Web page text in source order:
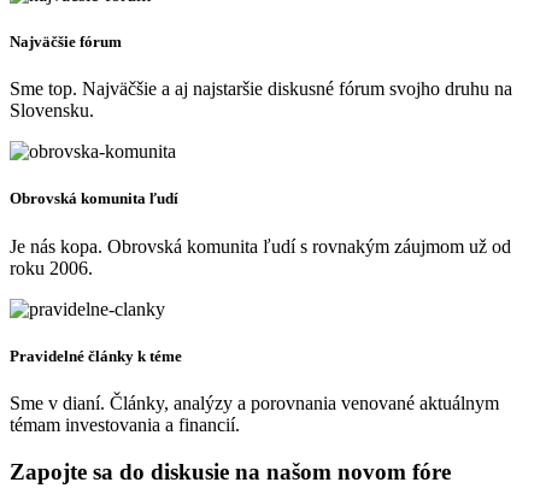
Najväčšie fórum
Sme top. Najväčšie a aj najstaršie diskusné fórum svojho druhu na
Slovensku.
Obrovská komunita ľudí
Je nás kopa. Obrovská komunita ľudí s rovnakým záujmom už od
roku 2006.
Pravidelné články k téme
Sme v dianí. Články, analýzy a porovnania venované aktuálnym
témam investovania a financií.
Zapojte sa do diskusie na našom novom fóre